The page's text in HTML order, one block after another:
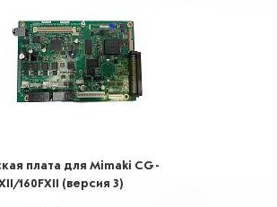
плата для Mimaki CG-
160FXII (версия 3)